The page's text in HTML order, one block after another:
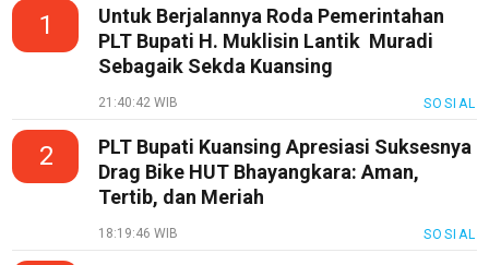
1
Untuk Berjalannya Roda Pemerintahan
PLT Bupati H. Muklisin Lantik Muradi
Sebagaik Sekda Kuansing
21:40:42 WIB SOSIAL
2
PLT Bupati Kuansing Apresiasi Suksesnya
Drag Bike HUT Bhayangkara: Aman,
Tertib, dan Meriah
18:19:46 WIB SOSIAL